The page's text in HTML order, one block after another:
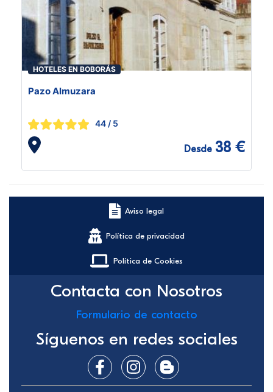
HOTELES EN BOBORÁS
Pazo Almuzara
44 / 5
Desde 38 €
Aviso legal
Política de privacidad
Política de Cookies
Contacta con Nosotros
Formulario de contacto
Síguenos en redes sociales